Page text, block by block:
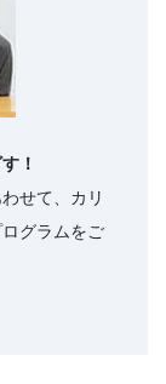
！
せて、カリ
グラムをご